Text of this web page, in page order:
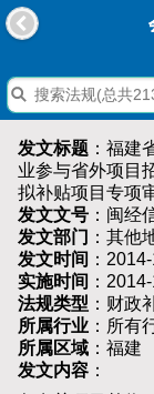
发文标题 ：福建
业参与省外项目
拟补贴项目专项
发文文号 ：闽经
发文部门 ：其他
发文时间 ：
实施时间 ：
法规类型 ：财政
所属行业 ：所有
所属区域 ：福建
发文内容 ：